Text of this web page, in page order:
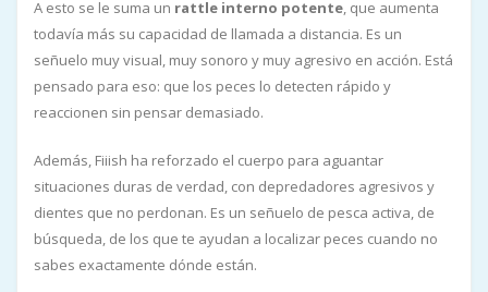
A esto se le suma un rattle interno potente, que aumenta
todavía más su capacidad de llamada a distancia. Es un
señuelo muy visual, muy sonoro y muy agresivo en acción. Está
pensado para eso: que los peces lo detecten rápido y
reaccionen sin pensar demasiado.
Además, Fiiish ha reforzado el cuerpo para aguantar
situaciones duras de verdad, con depredadores agresivos y
dientes que no perdonan. Es un señuelo de pesca activa, de
búsqueda, de los que te ayudan a localizar peces cuando no
sabes exactamente dónde están.